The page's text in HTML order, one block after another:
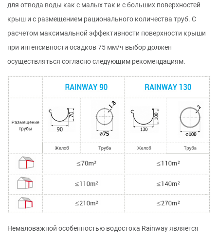
для отвода воды как с малых так и с больших поверхностей
крыш и с размещением рационального количества труб. С
расчетом максимальной эффективности поверхности крыши
при интенсивности осадков 75 мм/ч выбор должен
осуществляться согласно следующим рекомендациям.
Немаловажной особенностью водостока Rainway является